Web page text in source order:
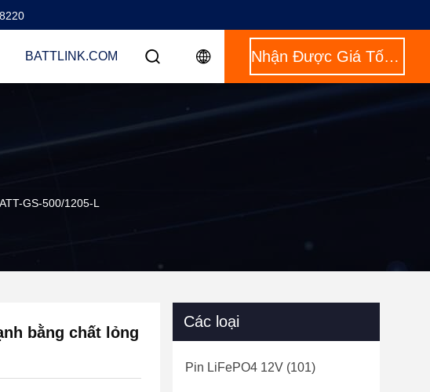
BATTLINK.COM Nhận Được Giá Tốt Nhất
GS-500/1205-L
bằng chất lỏng
Các loại
Pin LiFePO4 12V (101)